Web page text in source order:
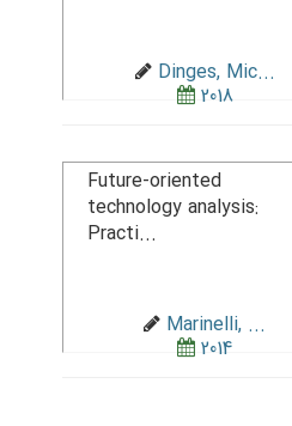
Dinges, Mic...
2018
Future-oriented
technology analysis:
Practi...
Marinelli, ...
2014